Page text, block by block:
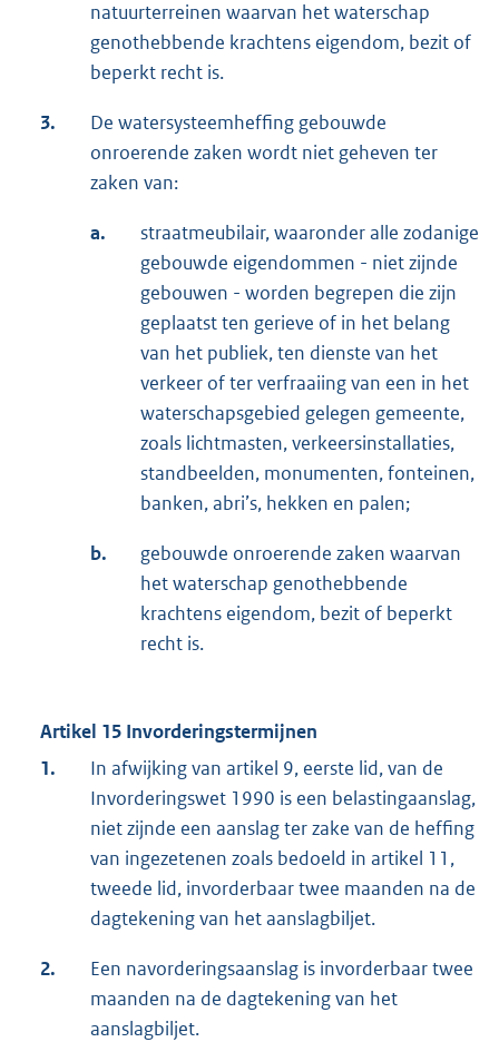
natuurterreinen waarvan het waterschap
genothebbende krachtens eigendom, bezit of
beperkt recht is.
3.
De watersysteemheffing gebouwde
onroerende zaken wordt niet geheven ter
zaken van:
a.
straatmeubilair, waaronder alle zodanige
gebouwde eigendommen - niet zijnde
gebouwen - worden begrepen die zijn
geplaatst ten gerieve of in het belang
van het publiek, ten dienste van het
verkeer of ter verfraaiing van een in het
waterschapsgebied gelegen gemeente,
zoals lichtmasten, verkeersinstallaties,
standbeelden, monumenten, fonteinen,
banken, abri’s, hekken en palen;
b.
gebouwde onroerende zaken waarvan
het waterschap genothebbende
krachtens eigendom, bezit of beperkt
recht is.
Artikel 15 Invorderingstermijnen
1.
In afwijking van artikel 9, eerste lid, van de
Invorderingswet 1990 is een belastingaanslag,
niet zijnde een aanslag ter zake van de heffing
van ingezetenen zoals bedoeld in artikel 11,
tweede lid, invorderbaar twee maanden na de
dagtekening van het aanslagbiljet.
2.
Een navorderingsaanslag is invorderbaar twee
maanden na de dagtekening van het
aanslagbiljet.